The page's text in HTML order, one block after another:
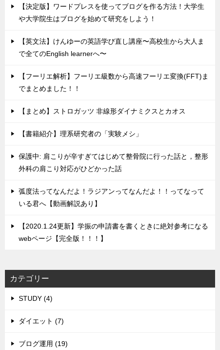
【決定版】ワードプレスを使ってブログを作る方法！大学生
や大学院生はブログを始めて研究をしよう！
【英文法】けんゆーの英語学び直し講座〜高校生から大人ま
で全てのEnglish learnerへ〜
【フーリエ解析】フーリエ級数から高速フーリエ変換(FFT)ま
でまとめました！！
【まとめ】ストロガッツ 非線形ダイナミクスとカオス
【書籍紹介】理系研究者の「実験メシ」
保護中: 肩こりが辛すぎてはじめて整骨院に行った話と，整形
外科の肩こり対応がひどかった話
弧度法ってなんだよ！ラジアンってなんだよ！！ってなって
いる君へ【動画解説あり】
【2020.1.24更新】学振の申請書を書くときに絶対参考になる
webページ【完全版！！！】
カテゴリー
STUDY (4)
ダイエット (7)
ブログ運用 (19)